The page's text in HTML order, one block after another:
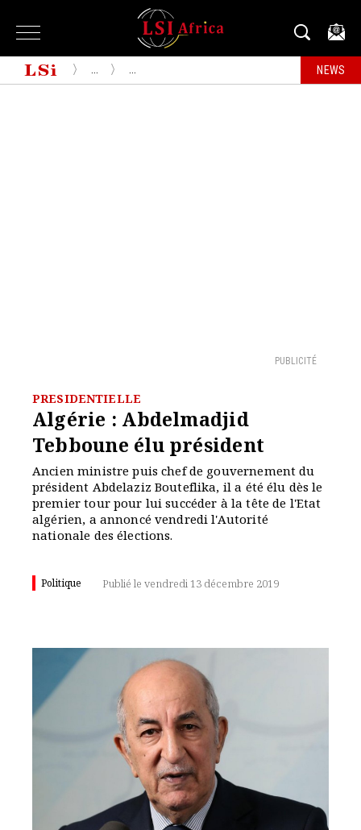
NEWS
PUBLICITÉ
PRESIDENTIELLE
Algérie : Abdelmadjid
Tebboune élu président
Ancien ministre puis chef de gouvernement du
président Abdelaziz Bouteflika, il a été élu dès le
premier tour pour lui succéder à la tête de l'Etat
algérien, a annoncé vendredi l'Autorité
nationale des élections.
Politique Publié le vendredi 13 décembre 2019